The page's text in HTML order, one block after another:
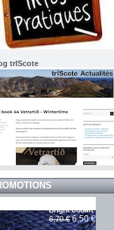
trIScote
Bright Cobalt
6,70 € 6,50 €